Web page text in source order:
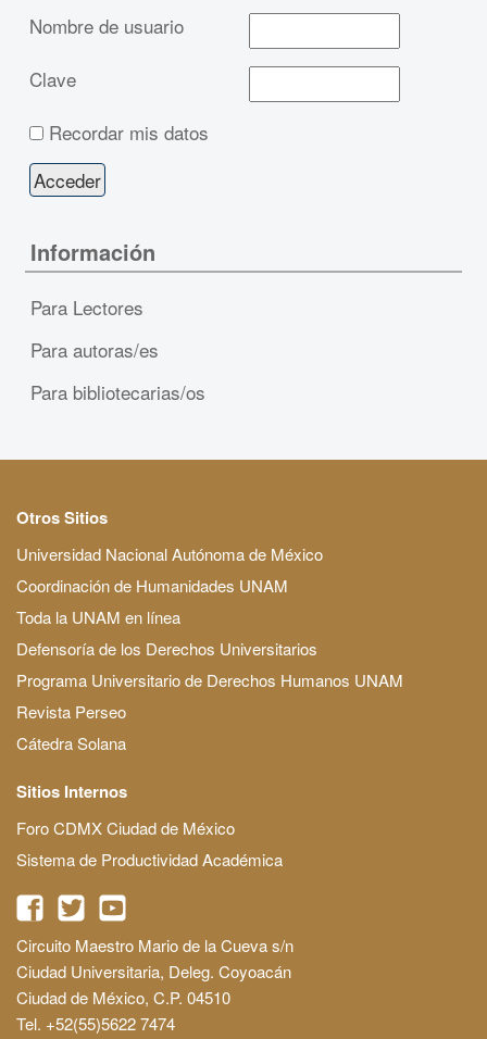
Nombre de usuario
Clave
Recordar mis datos
Información
Para Lectores
Para autoras/es
Para bibliotecarias/os
Otros Sitios
Universidad Nacional Autónoma de México
Coordinación de Humanidades UNAM
Toda la UNAM en línea
Defensoría de los Derechos Universitarios
Programa Universitario de Derechos Humanos UNAM
Revista Perseo
Cátedra Solana
Sitios Internos
Foro CDMX Ciudad de México
Sistema de Productividad Académica
Circuito Maestro Mario de la Cueva s/n
Ciudad Universitaria, Deleg. Coyoacán
Ciudad de México, C.P. 04510
Tel. +52(55)5622 7474